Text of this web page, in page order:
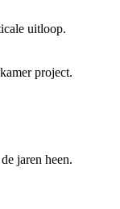
uitloop.
project.
jaren heen.